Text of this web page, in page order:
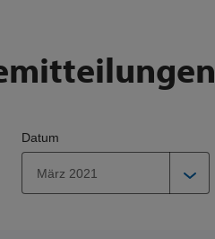
Datum
März 2021